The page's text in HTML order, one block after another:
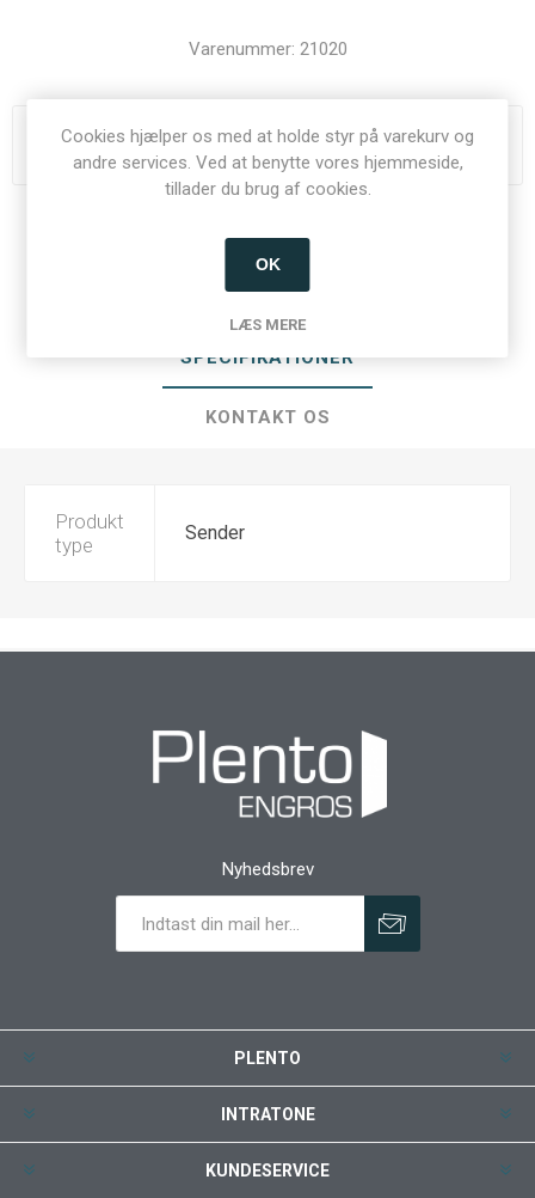
Varenummer: 21020
Du skal være logget ind for at se priser
SPECIFIKATIONER
KONTAKT OS
Produkt
type
Sender
Nyhedsbrev
PLENTO
INTRATONE
KUNDESERVICE
Cookies hjælper os med at holde styr på varekurv og
andre services. Ved at benytte vores hjemmeside,
tillader du brug af cookies.
OK
LÆS MERE